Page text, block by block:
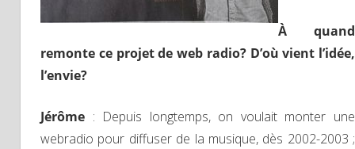
À quand
remonte ce projet de web radio? D’où vient l’idée,
l’envie?
Jérôme : Depuis longtemps, on voulait monter une
webradio pour diffuser de la musique, dès 2002-2003 ;